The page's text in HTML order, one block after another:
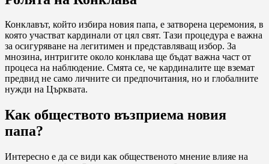
Конклавът, който избира новия папа, е затворена церемония, в
която участват кардинали от цял свят. Тази процедура е важна
за осигуряване на легитимен и представляващ избор. За
мнозина, интригите около конклава ще бъдат важна част от
процеса на наблюдение. Смята се, че кардиналите ще вземат
предвид не само личните си предпочитания, но и глобалните
нужди на Църквата.
Как обществото възприема новия
папа?
Интересно е да се види как общественото мнение влияе на